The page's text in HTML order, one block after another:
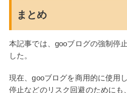
まとめ
本記事では、gooブログの強制停
した。
現在、gooブログを商用的に使用
停止などのリスク回避のためにも